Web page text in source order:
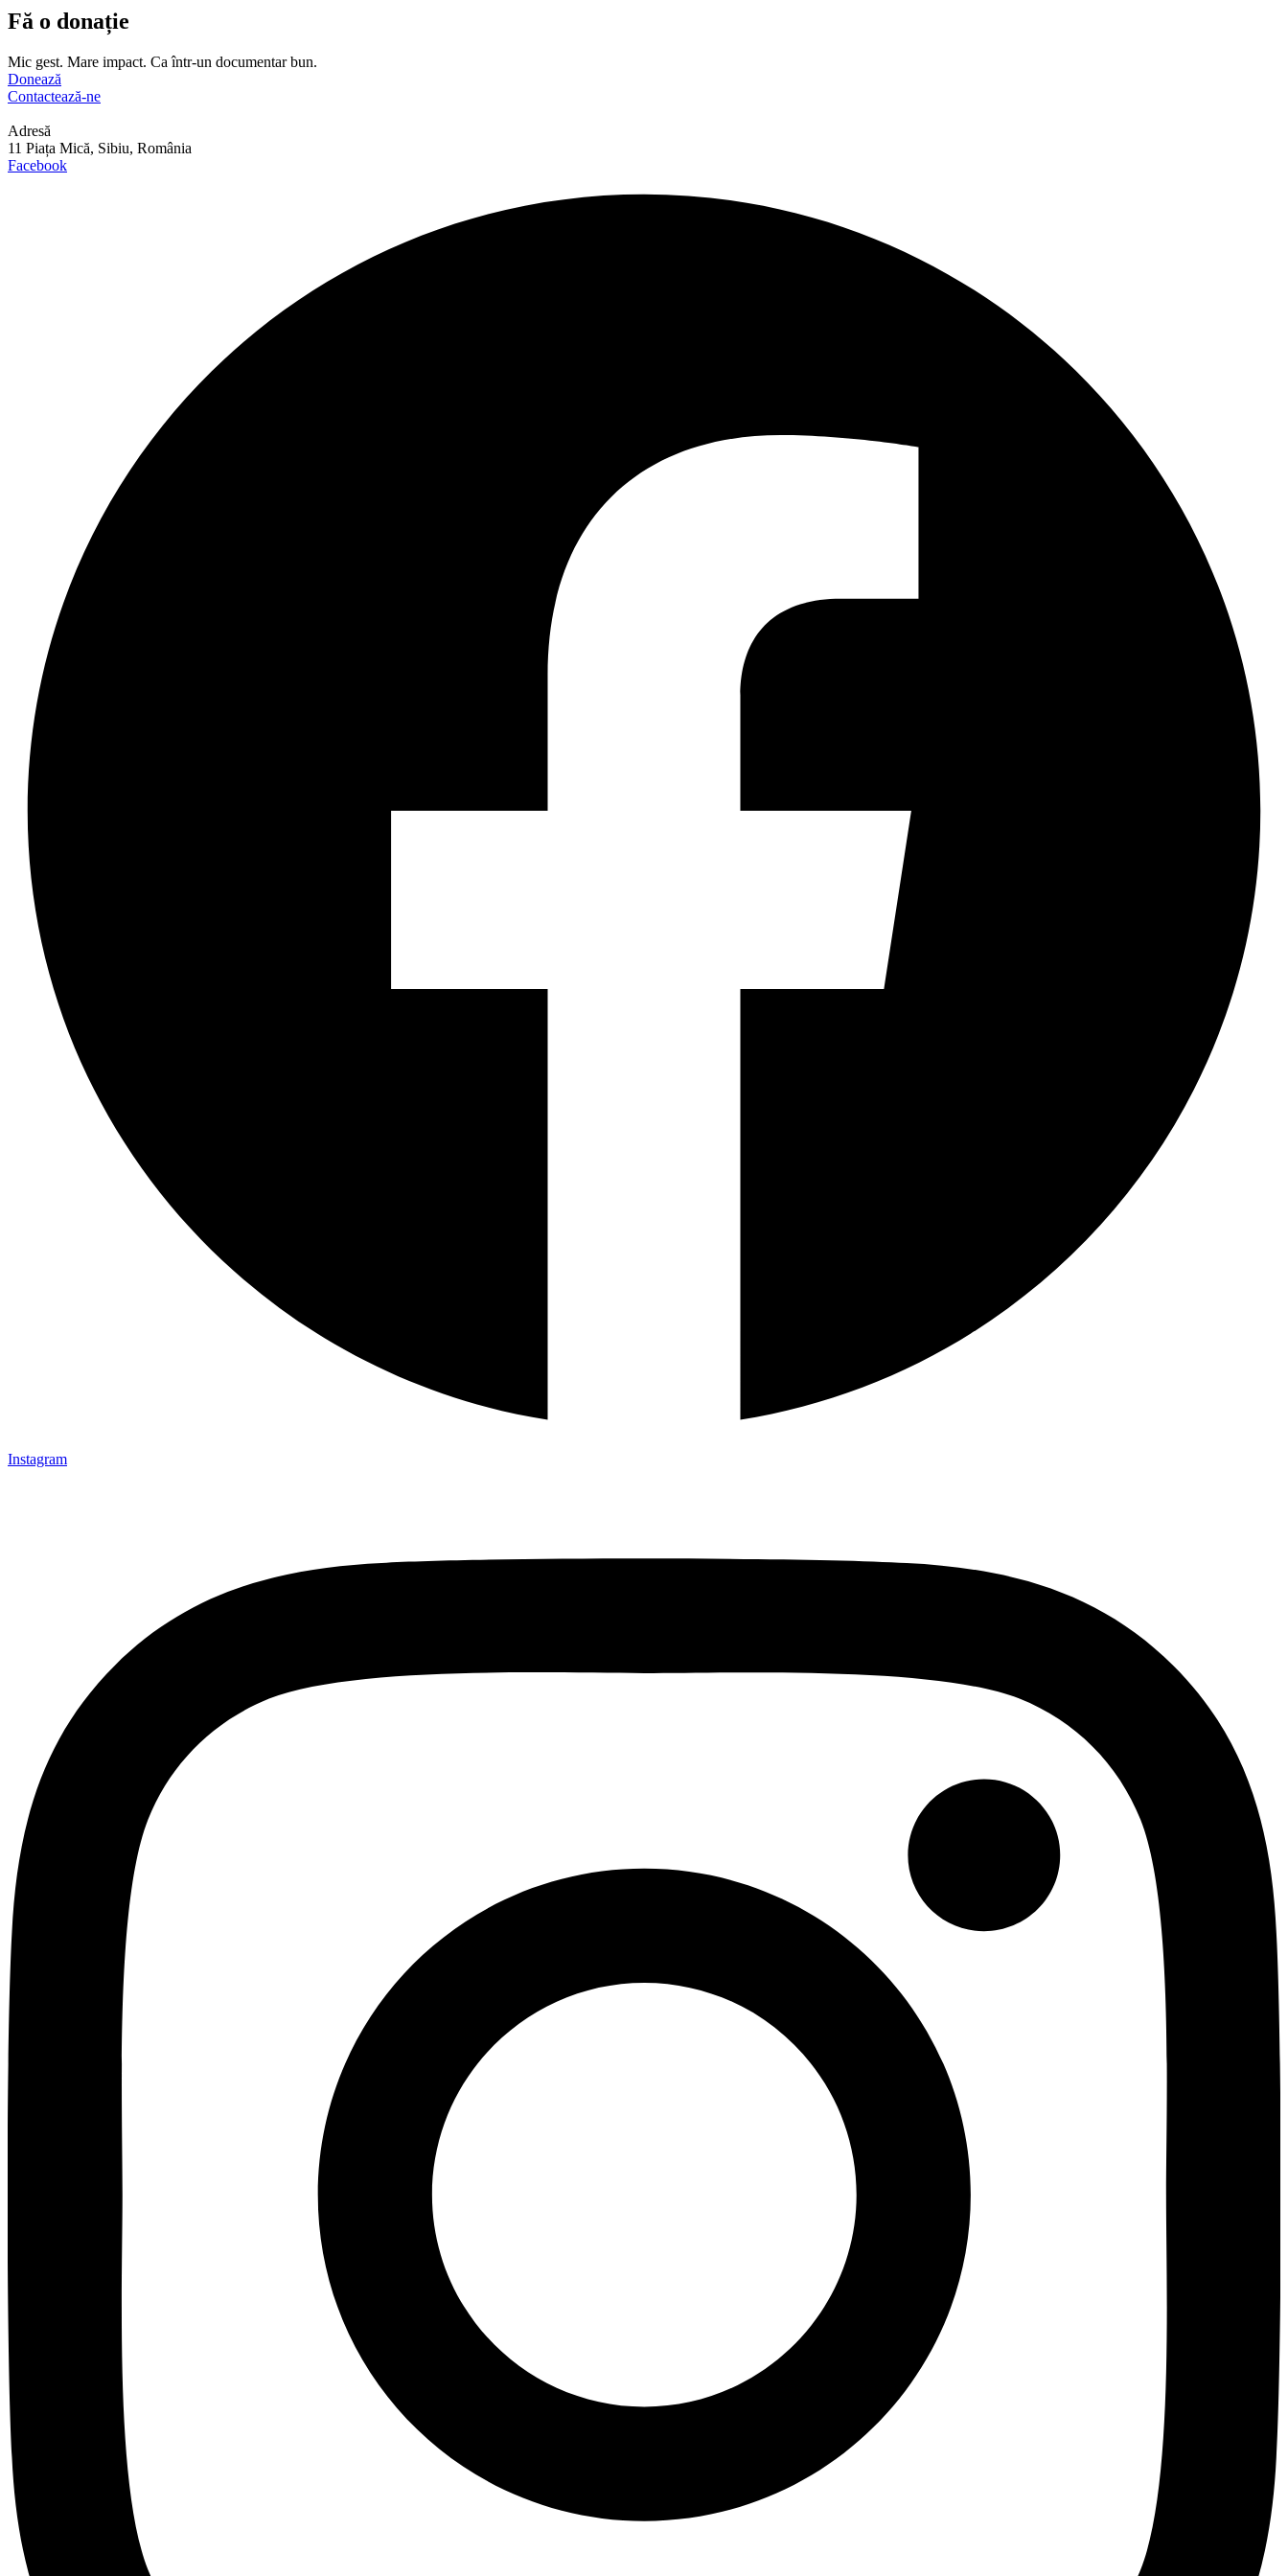
Fă o donație
Mic gest. Mare impact. Ca într-un documentar bun.
Donează
Contactează-ne
Adresă
11 Piața Mică, Sibiu, România
Facebook
Instagram